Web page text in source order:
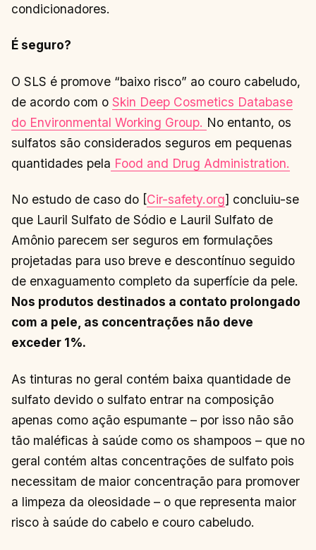
condicionadores.
É seguro?
O SLS é promove “baixo risco” ao couro cabeludo,
de acordo com o Skin Deep Cosmetics Database
do Environmental Working Group. No entanto, os
sulfatos são considerados seguros em pequenas
quantidades pela Food and Drug Administration.
No estudo de caso do [Cir-safety.org] concluiu-se
que Lauril Sulfato de Sódio e Lauril Sulfato de
Amônio parecem ser seguros em formulações
projetadas para uso breve e descontínuo seguido
de enxaguamento completo da superfície da pele.
Nos produtos destinados a contato prolongado
com a pele, as concentrações não deve
exceder 1%.
As tinturas no geral contém baixa quantidade de
sulfato devido o sulfato entrar na composição
apenas como ação espumante – por isso não são
tão maléficas à saúde como os shampoos – que no
geral contém altas concentrações de sulfato pois
necessitam de maior concentração para promover
a limpeza da oleosidade – o que representa maior
risco à saúde do cabelo e couro cabeludo.